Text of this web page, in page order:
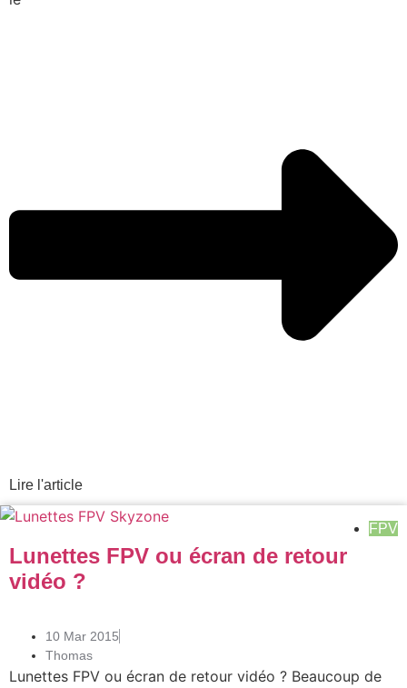
Lire l'article
FPV
Lunettes FPV ou écran de retour
vidéo ?
10 Mar 2015
Thomas
Lunettes FPV ou écran de retour vidéo ? Beaucoup de